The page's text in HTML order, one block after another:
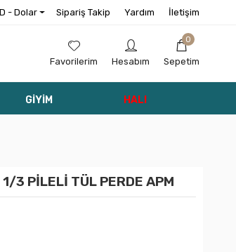
- Dolar Sipariş Takip Yardım İletişim
Favorilerim Hesabım
0
Sepetim
GİYİM HALI
3 PİLELİ TÜL PERDE APM